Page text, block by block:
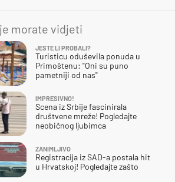
morate vidjeti
JESTE LI PROBALI?
Turisticu oduševila ponuda u
Primoštenu: "Oni su puno
pametniji od nas"
IMPRESIVNO!
Scena iz Srbije fascinirala
društvene mreže! Pogledajte
neobičnog ljubimca
ZANIMLJIVO
Registracija iz SAD-a postala hit
u Hrvatskoj! Pogledajte zašto